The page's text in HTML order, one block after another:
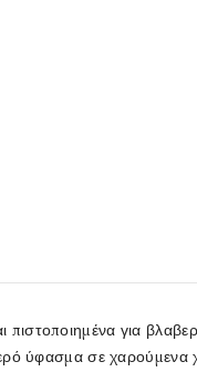
για
ύφασμα σε χαρούμενα